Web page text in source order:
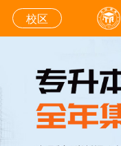
校区